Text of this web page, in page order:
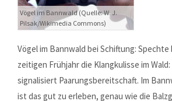
Vögel im Bannwald (Quelle: W. J.
Pilsak/Wikimedia Commons)
Vögel im Bannwald bei Schiftung: Spechte
zeitigen Frühjahr die Klangkulisse im
signalisiert Paarungsbereitschaft. Im
ist das gut zu erleben, genau wie die